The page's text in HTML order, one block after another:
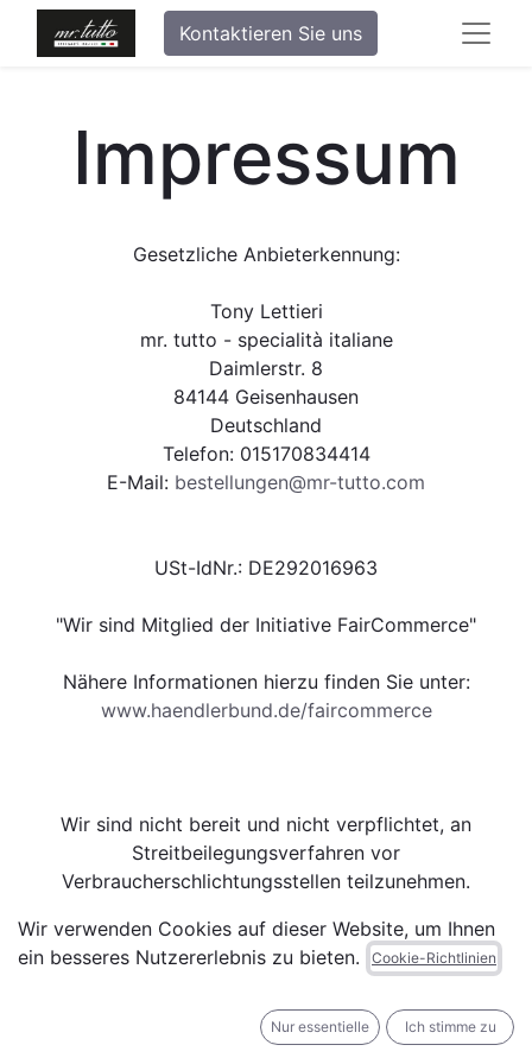
Kontaktieren Sie uns
Impressum
Gesetzliche Anbieterkennung:
Tony Lettieri
mr. tutto - specialità italiane
Daimlerstr. 8
84144 Geisenhausen
Deutschland
Telefon: 015170834414
E-Mail: bestellungen@mr-tutto.com
USt-IdNr.: DE292016963
"Wir sind Mitglied der Initiative FairCommerce"
Nähere Informationen hierzu finden Sie unter:
www.haendlerbund.de/faircommerce
Wir sind nicht bereit und nicht verpflichtet, an
Streitbeilegungsverfahren vor
Verbraucherschlichtungsstellen teilzunehmen.
Wir verwenden Cookies auf dieser Website, um Ihnen
ein besseres Nutzererlebnis zu bieten.
Cookie-Richtlinien
Nur essentielle Ich stimme zu